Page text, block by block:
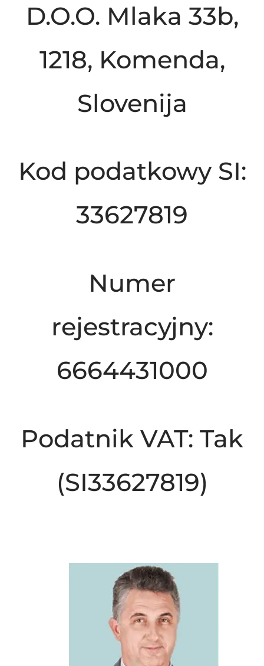
D.O.O. Mlaka 33b,
1218, Komenda,
Slovenija
Kod podatkowy SI:
33627819
Numer
rejestracyjny:
6664431000
Podatnik VAT: Tak
(SI33627819)